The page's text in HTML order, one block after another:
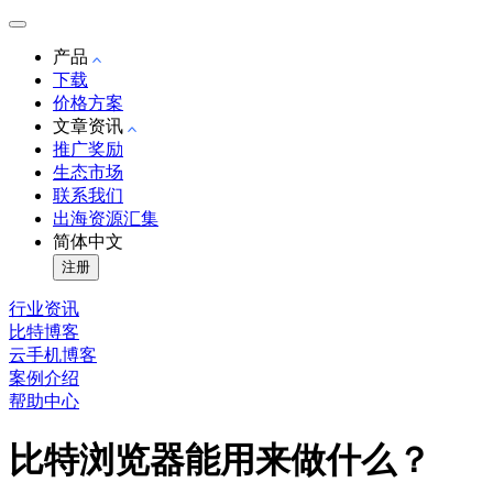
产品
下载
价格方案
文章资讯
推广奖励
生态市场
联系我们
出海资源汇集
简体中文
注册
行业资讯
比特博客
云手机博客
案例介绍
帮助中心
比特浏览器能用来做什么？